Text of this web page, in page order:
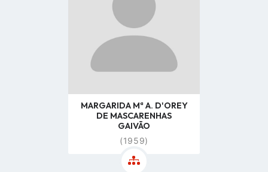
MARGARIDA Mª A. D'OREY
DE MASCARENHAS
GAIVÃO
(1959)